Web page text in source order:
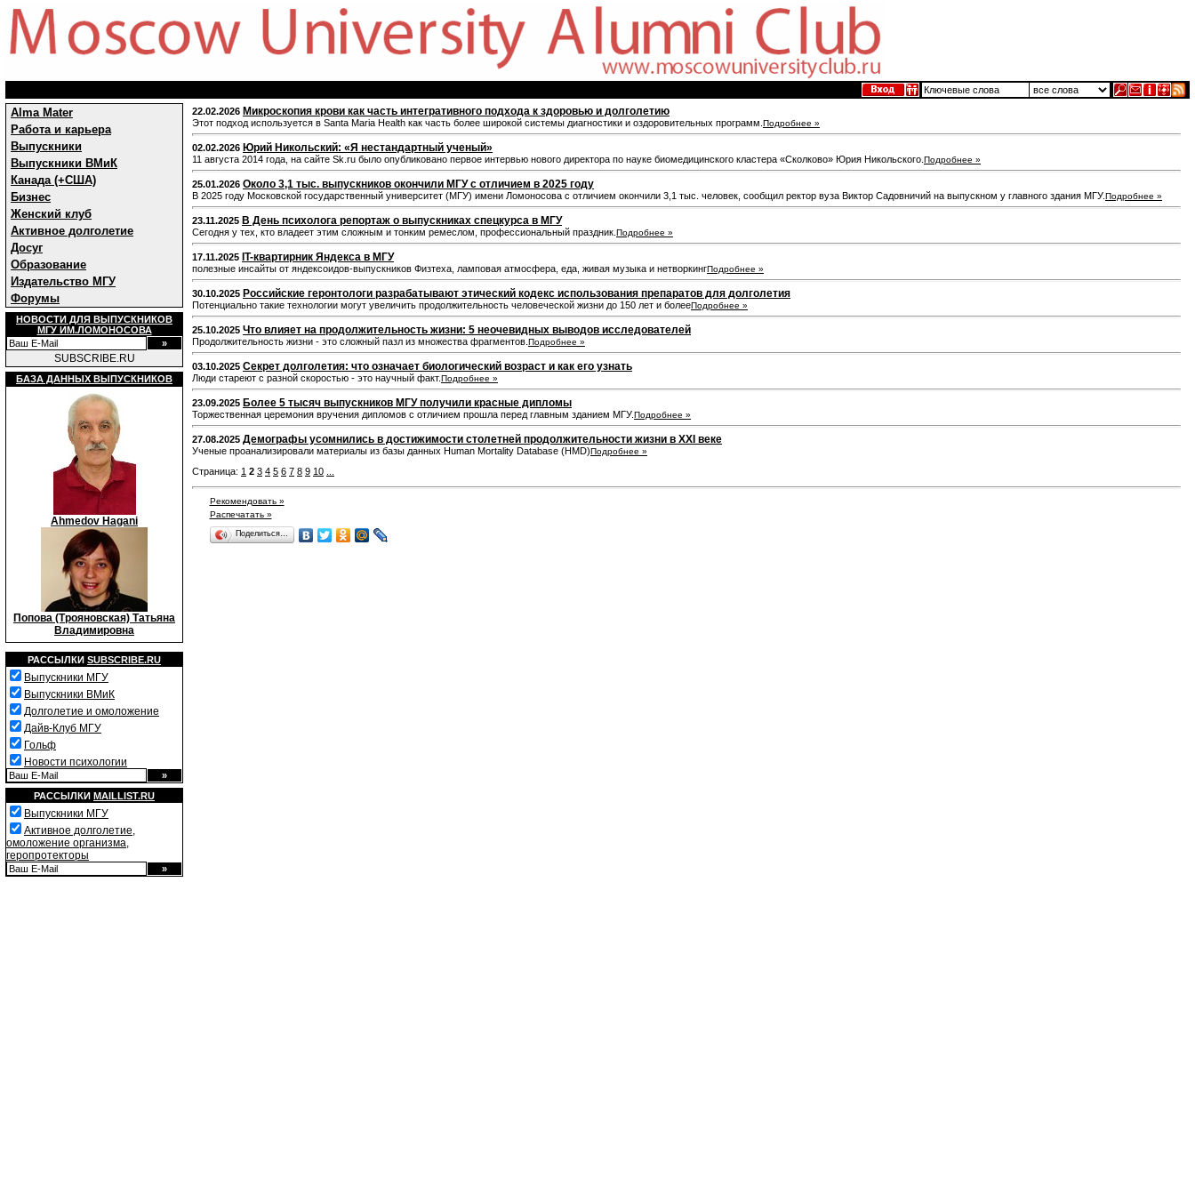
Alma Mater
Работа и карьера
Выпускники
Выпускники ВМиК
Канада (+США)
Бизнес
Женский клуб
Активное долголетие
Досуг
Образование
Издательство МГУ
Форумы
НОВОСТИ ДЛЯ ВЫПУСКНИКОВ
МГУ ИМ.ЛОМОНОСОВА
SUBSCRIBE.RU
БАЗА ДАННЫХ ВЫПУСКНИКОВ
Ahmedov Hagani
Попова (Трояновская) Татьяна
Владимировна
РАССЫЛКИ SUBSCRIBE.RU
Выпускники МГУ
Выпускники ВМиК
Долголетие и омоложение
Дайв-Клуб МГУ
Гольф
Новости психологии
РАССЫЛКИ MAILLIST.RU
Выпускники МГУ
Активное долголетие,
омоложение организма,
геропротекторы
22.02.2026 Микроскопия крови как часть интегративного подхода к здоровью и долголетию
Этот подход используется в Santa Maria Health как часть более широкой системы диагностики и оздоровительных программ. Подробнее »
02.02.2026 Юрий Никольский: «Я нестандартный ученый»
11 августа 2014 года, на сайте Sk.ru было опубликовано первое интервью нового директора по науке биомедицинского кластера «Сколково» Юрия Никольского. Подробнее »
25.01.2026 Около 3,1 тыс. выпускников окончили МГУ с отличием в 2025 году
В 2025 году Московской государственный университет (МГУ) имени Ломоносова с отличием окончили 3,1 тыс. человек, сообщил ректор вуза Виктор Садовничий на выпускном у главного здания МГУ.Подробнее »
23.11.2025 В День психолога репортаж о выпускниках спецкурса в МГУ
Сегодня у тех, кто владеет этим сложным и тонким ремеслом, профессиональный праздник. Подробнее »
17.11.2025 IT-квартирник Яндекса в МГУ
полезные инсайты от яндексоидов-выпускников Физтеха, ламповая атмосфера, еда, живая музыка и нетворкингПодробнее »
30.10.2025 Российские геронтологи разрабатывают этический кодекс использования препаратов для долголетия
Потенциально такие технологии могут увеличить продолжительность человеческой жизни до 150 лет и болееПодробнее »
25.10.2025 Что влияет на про­дол­­житель­ность жизни: 5 неочевид­ных выводов исследователей
Продолжительность жизни - это сложный пазл из множества фрагментов. Подробнее »
03.10.2025 Секрет долголетия: что означает биологический возраст и как его узнать
Люди стареют с разной скоростью - это научный факт.Подробнее »
23.09.2025 Более 5 тысяч выпускников МГУ получили красные дипломы
Торжественная церемония вручения дипломов с отличием прошла перед главным зданием МГУ.Подробнее »
27.08.2025 Демографы усомнились в достижимости столетней продолжительности жизни в XXI веке
Ученые проанализировали материалы из базы данных Human Mortality Database (HMD)Подробнее »
Страница: 1 2 3 4 5 6 7 8 9 10
Рекомендовать »
Распечатать »
Поделиться…